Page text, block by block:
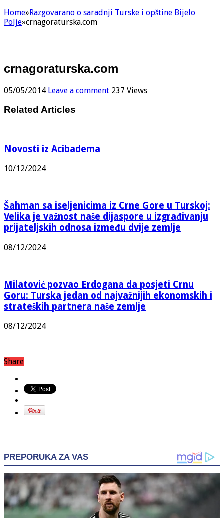
Home»Razgovarano o saradnji Turske i opštine Bijelo
Polje»crnagoraturska.com
crnagoraturska.com
05/05/2014 Leave a comment 237 Views
Related Articles
Novosti iz Acibadema
10/12/2024
Šahman sa iseljenicima iz Crne Gore u Turskoj:
Velika je važnost naše dijaspore u izgrađivanju
prijateljskih odnosa između dvije zemlje
08/12/2024
Milatović pozvao Erdogana da posjeti Crnu
Goru: Turska jedan od najvažnijih ekonomskih i
strateških partnera naše zemlje
08/12/2024
Share